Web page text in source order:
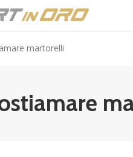
martorelli